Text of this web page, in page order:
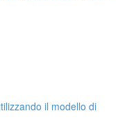
il modello di